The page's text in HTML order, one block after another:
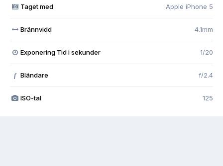
Taget med Apple iPhone 5
Brännvidd 4.1mm
Exponering Tid i sekunder 1/20
f Bländare f/2.4
ISO-tal 125